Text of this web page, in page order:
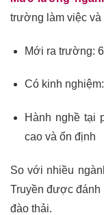
trường làm việc và
Mới ra trường:
Có kinh
Hành nghề tại
cao và ổn định
So với nhiều
Truyền được đánh
đào thải.